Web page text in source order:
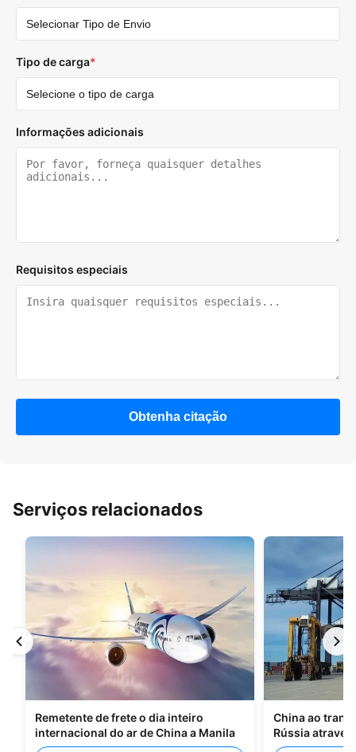
Tipo de carga*
Informações adicionais
Requisitos especiais
Obtenha citação
Serviços relacionados
Remetente de frete o dia inteiro
internacional do ar de China a Manila
China ao
Rússia através